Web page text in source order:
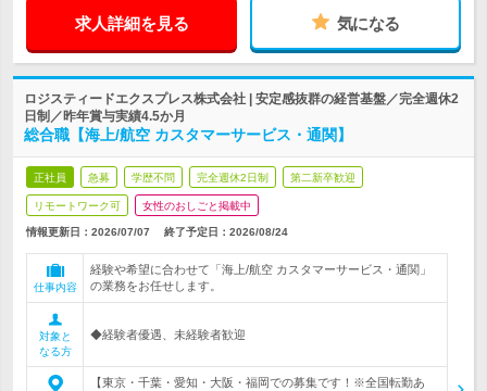
求人詳細を見る 気になる
ロジスティードエクスプレス株式会社 | 安定感抜群の経営基盤／完全週休2
日制／昨年賞与実績4.5か月
総合職【海上/航空 カスタマーサービス・通関】
正社員 急募 学歴不問 完全週休2日制 第二新卒歓迎
リモートワーク可 女性のおしごと掲載中
情報更新日：2026/07/07 終了予定日： 2026/08/24
仕事内容
経験や希望に合わせて「海上/航空 カスタマーサービス・通関」
の業務をお任せします。
対象と
なる方
◆経験者優遇、未経験者歓迎
【東京・千葉・愛知・大阪・福岡での募集です！※全国転勤あ